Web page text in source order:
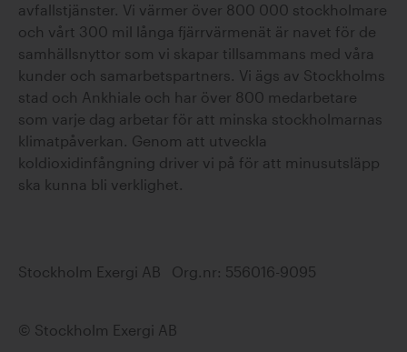
avfallstjänster. Vi värmer över 800 000 stockholmare
och vårt 300 mil långa fjärrvärmenät är navet för de
samhällsnyttor som vi skapar tillsammans med våra
kunder och samarbetspartners. Vi ägs av Stockholms
stad och Ankhiale och har över 800 medarbetare
som varje dag arbetar för att minska stockholmarnas
klimatpåverkan. Genom att utveckla
koldioxidinfångning driver vi på för att minusutsläpp
ska kunna bli verklighet.
Stockholm Exergi AB Org.nr: 556016-9095
© Stockholm Exergi AB